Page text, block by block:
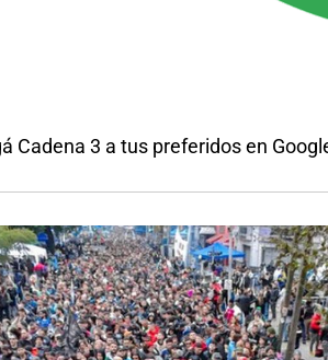
Cadena 3 a tus preferidos en